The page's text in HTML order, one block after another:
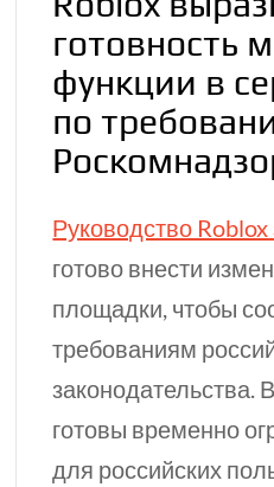
готовность
функции в
по
Руководство
готово внести
площадки, чтобы
требованиям
законодательства.
готовы временно
для российских